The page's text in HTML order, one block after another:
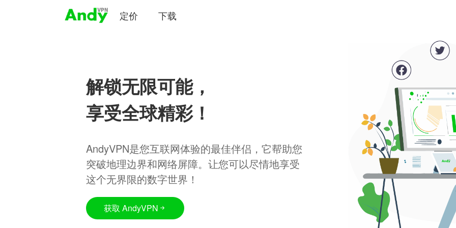
定价 下载
解锁无限可能，
享受全球精彩！
AndyVPN是您互联网体验的最佳伴侣，它帮助您
突破地理边界和网络屏障。让您可以尽情地享受
这个无界限的数字世界！
获取 AndyVPN